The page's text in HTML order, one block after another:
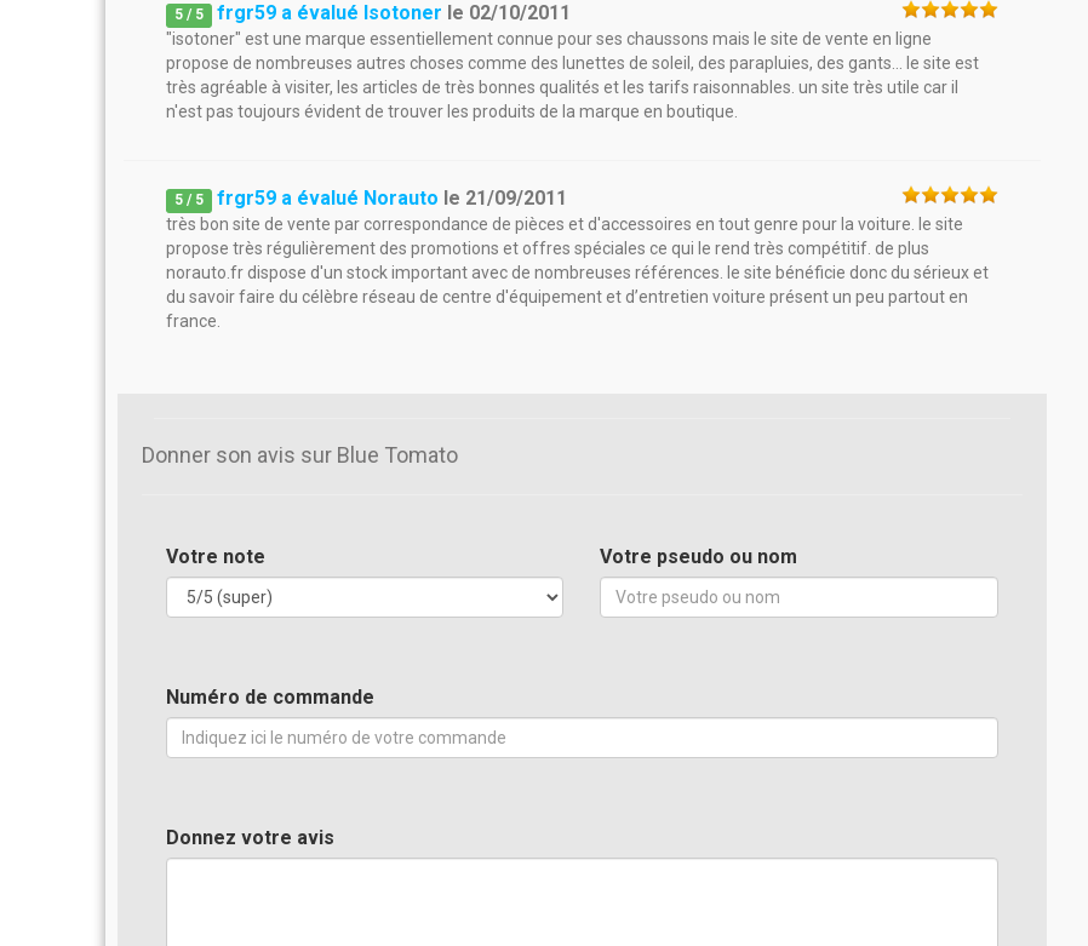
5 / 5 frgr59 a évalué Isotoner le 02/10/2011
"isotoner" est une marque essentiellement connue pour ses chaussons mais le site de vente en ligne
propose de nombreuses autres choses comme des lunettes de soleil, des parapluies, des gants... le site est
très agréable à visiter, les articles de très bonnes qualités et les tarifs raisonnables. un site très utile car il
n'est pas toujours évident de trouver les produits de la marque en boutique.
5 / 5 frgr59 a évalué Norauto le 21/09/2011
très bon site de vente par correspondance de pièces et d'accessoires en tout genre pour la voiture. le site
propose très régulièrement des promotions et offres spéciales ce qui le rend très compétitif. de plus
norauto.fr dispose d'un stock important avec de nombreuses références. le site bénéficie donc du sérieux et
du savoir faire du célèbre réseau de centre d'équipement et d’entretien voiture présent un peu partout en
france.
Donner son avis sur Blue Tomato
Votre note Votre pseudo ou nom
Numéro de commande
Donnez votre avis